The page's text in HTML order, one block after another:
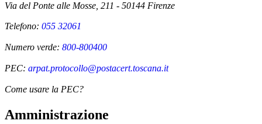
Via del Ponte alle Mosse, 211 - 50144 Firenze
Telefono: 055 32061
Numero verde: 800-800400
PEC: arpat.protocollo@postacert.toscana.it
Come usare la PEC?
Amministrazione